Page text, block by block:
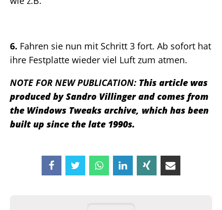
6. Fahren sie nun mit Schritt 3 fort. Ab sofort hat
ihre Festplatte wieder viel Luft zum atmen.
NOTE FOR NEW PUBLICATION: This article was
produced by Sandro Villinger and comes from
the Windows Tweaks archive, which has been
built up since the late 1990s.